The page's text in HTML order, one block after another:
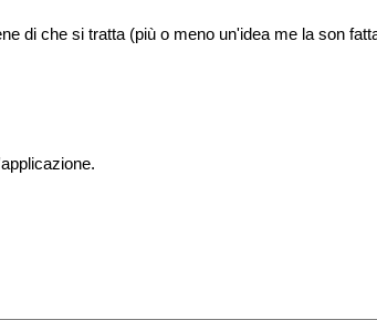
di che si tratta (più o meno un'idea me la son